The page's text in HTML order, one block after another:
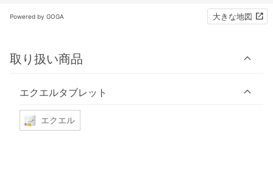
Powered by GOGA 大きな地図
取り扱い商品
エクエルタブレット
エクエル